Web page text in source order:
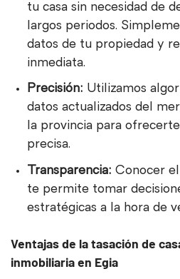
tu casa sin necesidad de
largos periodos.
datos de tu propiedad y
inmediata.
Precisión: Utilizamos
datos actualizados del
la provincia para
precisa.
Transparencia: Conocer
te permite tomar
estratégicas a la hora de
Ventajas de la tasación de
inmobiliaria en Egia